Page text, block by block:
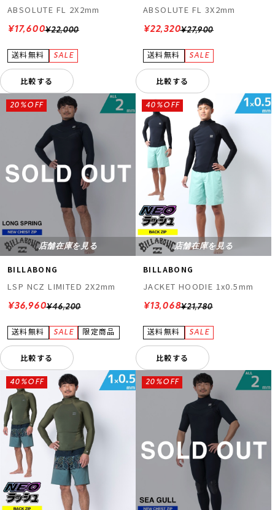
ABSOLUTE FL 2X2mm
¥22,000
¥17,600
比較する
ABSOLUTE FL 3X2mm
¥27,900
¥22,320
比較する
店舗在庫を見る
BILLABONG
LSP NCZ LIMITED 2X2mm
¥46,200
20%OFF
¥36,960
比較する
店舗在庫を見る
BILLABONG
JACKET HOODIE 1x0.5mm
¥21,780
40%OFF
¥13,068
比較する
40%OFF 20%OFF